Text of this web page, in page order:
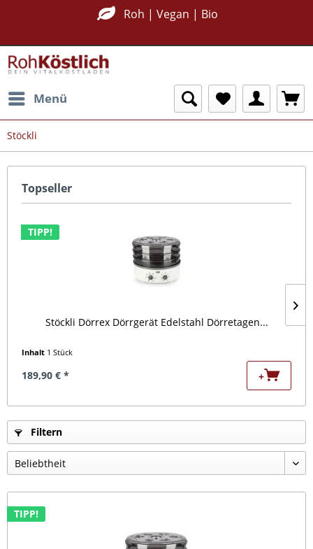
Roh | Vegan | Bio
Nachhaltig Plastikfrei
Menü
Stöckli
Topseller
TIPP!
Stöckli Dörrex Dörrgerät Edelstahl Dörretagen...
Inhalt 1 Stück
189,90 € * +
Filtern
TIPP!